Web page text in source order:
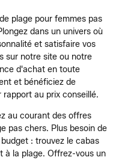
plage pour femmes pas
dans un univers où
et satisfaire vos
sur notre site ou notre
d'achat en toute
et bénéficiez de
au prix conseillé.
au courant des offres
pas chers. Plus besoin de
: trouvez le cabas
à la plage. Offrez-vous un